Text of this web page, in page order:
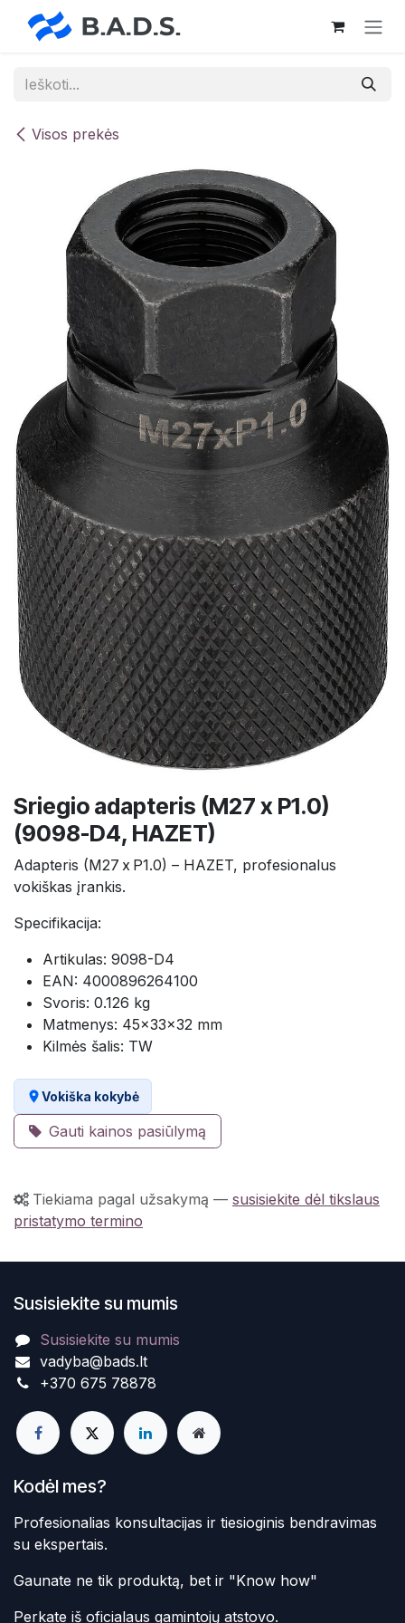
Skip to Content
Visos prekės
Sriegio adapteris (M27 x P1.0)
(9098-D4, HAZET)
Adapteris (M27 x P1.0) – HAZET, profesionalus
vokiškas įrankis.
Specifikacija:
Artikulas: 9098-D4
EAN: 4000896264100
Svoris: 0.126 kg
Matmenys: 45×33×32 mm
Kilmės šalis: TW
Vokiška kokybė
Gauti kainos pasiūlymą
Tiekiama pagal užsakymą — susisiekite dėl tikslaus
pristatymo termino
Susisiekite su mumis
Susisiekite su mumis
vadyba@bads.lt
+370 675 78878
Kodėl mes?
Profesionalias konsultacijas ir tiesioginis bendravimas
su ekspertais.
Gaunate ne tik produktą, bet ir "Know how"
Perkate iš oficialaus gamintojų atstovo.